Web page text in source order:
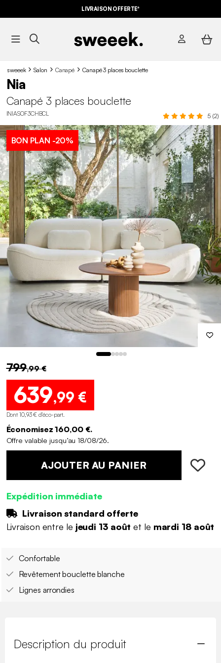
LIVRAISON OFFERTE*
sweeek Salon Canapé Canapé 3 places bouclette
Nia
Canapé 3 places bouclette
INIASOF3CHBCL 5 (2)
BON PLAN -20%
799,99 €
639,99 €
Dont 10,93 € d'éco-part.
Économisez 160,00 €.
Offre valable jusqu’au 18/08/26.
AJOUTER AU PANIER
Expédition immédiate
Livraison standard offerte
Livraison entre le jeudi 13 août et le mardi 18 août
Confortable
Revêtement bouclette blanche
Lignes arrondies
Description du produit